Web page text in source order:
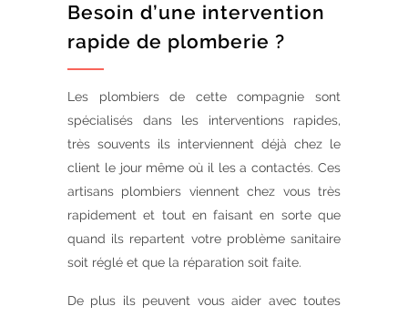
Besoin d’une intervention
rapide de plomberie ?
Les plombiers de cette compagnie sont
spécialisés dans les interventions rapides,
très souvents ils interviennent déjà chez le
client le jour même où il les a contactés. Ces
artisans plombiers viennent chez vous très
rapidement et tout en faisant en sorte que
quand ils repartent votre problème sanitaire
soit réglé et que la réparation soit faite.
De plus ils peuvent vous aider avec toutes